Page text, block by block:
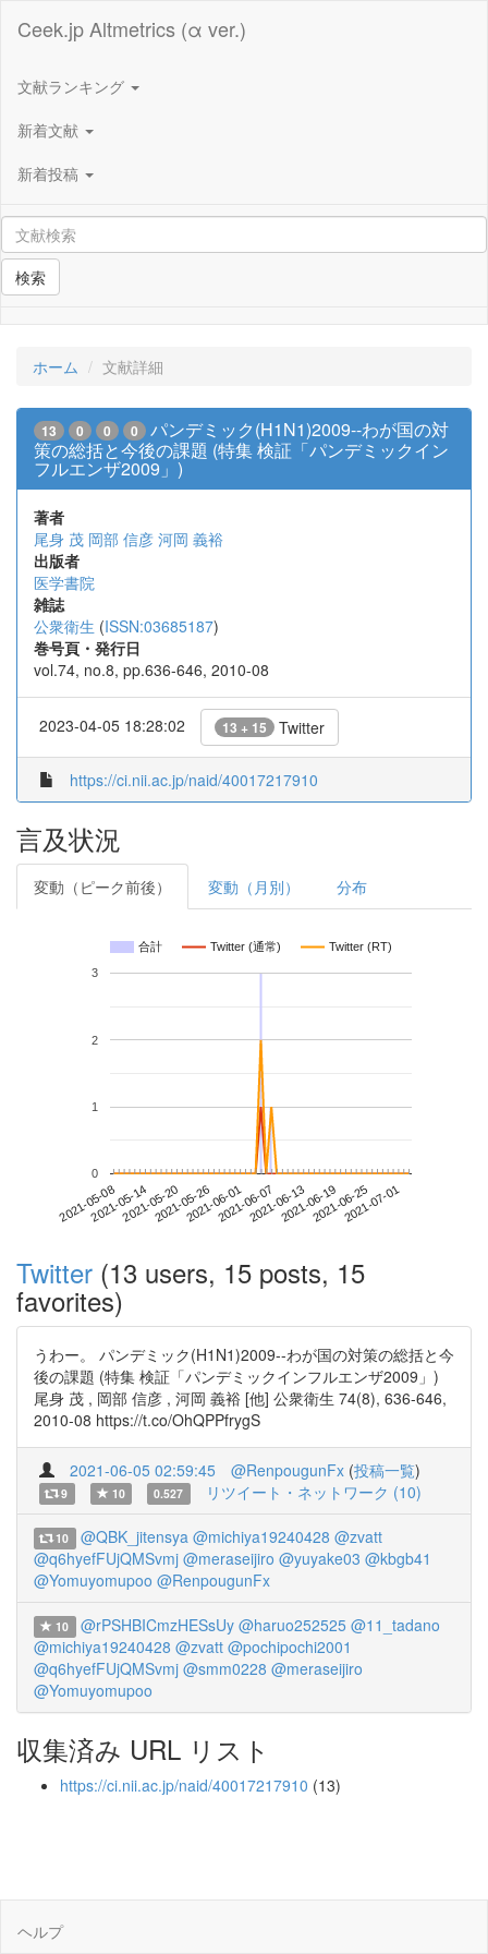
Ceek.jp Altmetrics (α ver.)
文献ランキング
新着文献
新着投稿
検索
ホーム 文献詳細
13 0 0 0
パンデミック(H1N1)2009--わが国の対
策の総括と今後の課題 (特集 検証「パンデミックイン
フルエンザ2009」)
著者
尾身 茂 岡部 信彦 河岡 義裕
出版者
医学書院
雑誌
公衆衛生 (ISSN:03685187)
巻号頁・発行日
vol.74, no.8, pp.636-646, 2010-08
2023-04-05 18:28:02 13 + 15 Twitter
https://ci.nii.ac.jp/naid/40017217910
言及状況
変動（ピーク前後） 変動（月別） 分布
合計 Twitter (通常) Twitter (RT)
2021-05-082021-05-142021-05-202021-05-262021-06-012021-06-072021-06-132021-06-192021-06-252021-07-01
0
1
2
3
Twitter (13 users, 15 posts, 15
favorites)
うわー。 パンデミック(H1N1)2009--わが国の対策の総括と今
後の課題 (特集 検証「パンデミックインフルエンザ2009」)
尾身 茂 , 岡部 信彦 , 河岡 義裕 [他] 公衆衛生 74(8), 636-646,
2010-08 https://t.co/OhQPPfrygS
2021-06-05 02:59:45 @RenpougunFx (投稿一覧)
9 10 0.527 リツイート・ネットワーク (10)
10 @QBK_jitensya @michiya19240428 @zvatt
@q6hyefFUjQMSvmj @meraseijiro @yuyake03 @kbgb41
@Yomuyomupoo @RenpougunFx
10 @rPSHBICmzHESsUy @haruo252525 @11_tadano
@michiya19240428 @zvatt @pochipochi2001
@q6hyefFUjQMSvmj @smm0228 @meraseijiro
@Yomuyomupoo
収集済み URL リスト
https://ci.nii.ac.jp/naid/40017217910 (13)
ヘルプ